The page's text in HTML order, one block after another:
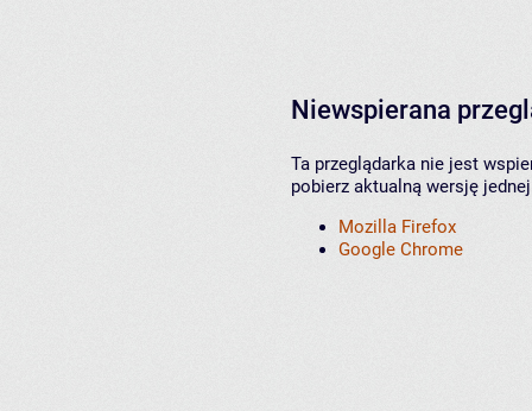
Niewspierana
Ta przeglądarka nie jest
pobierz aktualną wersję
Mozilla Firefox
Google Chrome